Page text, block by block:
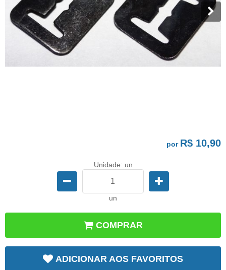
por R$ 10,90
Unidade: un
un
COMPRAR
ADICIONAR AOS FAVORITOS